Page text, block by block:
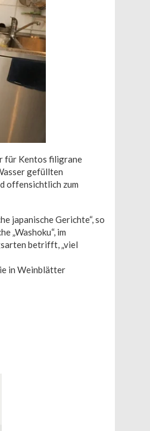
für Kentos filigrane
gefüllten
offensichtlich zum
japanische Gerichte“, so
„Washoku“, im
betrifft, „viel
in Weinblätter